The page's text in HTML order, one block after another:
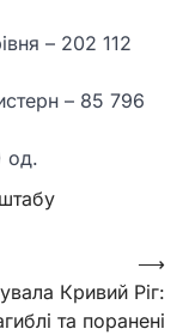
– 202 112
– 85 796
од.
Кривий Ріг:
та поранені
⟶